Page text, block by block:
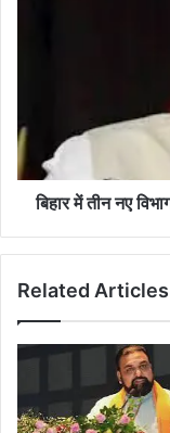
सृजित,
के
रोजगार
बिहार में तीन नए
Related Articles